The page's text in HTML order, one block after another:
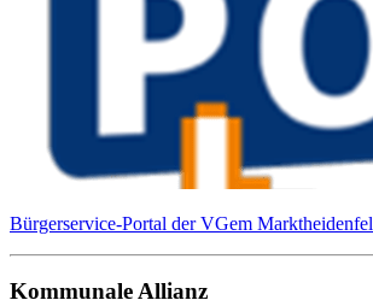
Bürgerservice-Portal der VGem
Kommunale Allianz